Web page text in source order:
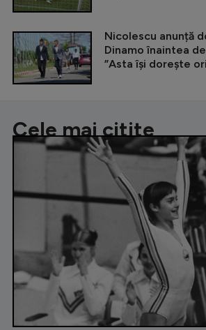
Nicolescu anunță
Dinamo înaintea
”Asta își dorește
Cele mai citite